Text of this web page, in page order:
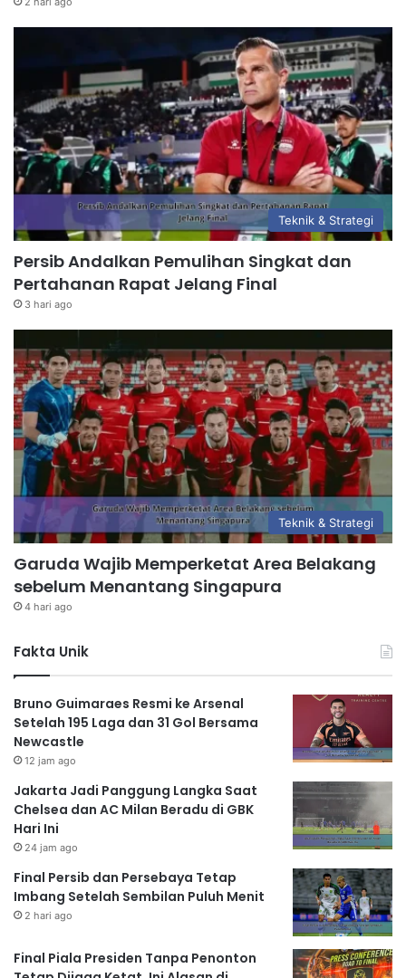
Teknik & Strategi
Persib Andalkan Pemulihan Singkat dan
Pertahanan Rapat Jelang Final
3 hari ago
Teknik & Strategi
Garuda Wajib Memperketat Area Belakang
sebelum Menantang Singapura
4 hari ago
Fakta Unik
Bruno Guimaraes Resmi ke Arsenal
Setelah 195 Laga dan 31 Gol Bersama
Newcastle
12 jam ago
Jakarta Jadi Panggung Langka Saat
Chelsea dan AC Milan Beradu di GBK
Hari Ini
24 jam ago
Final Persib dan Persebaya Tetap
Imbang Setelah Sembilan Puluh Menit
2 hari ago
Final Piala Presiden Tanpa Penonton